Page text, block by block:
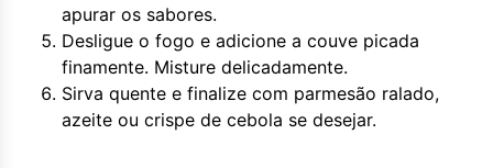
apurar os sabores.
Desligue o fogo e adicione a couve picada
finamente. Misture delicadamente.
Sirva quente e finalize com parmesão ralado,
azeite ou crispe de cebola se desejar.